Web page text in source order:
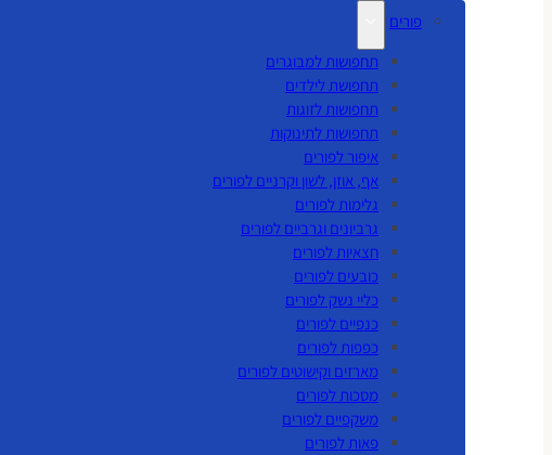
פורים
תחפושות למבוגרים
תחפושת לילדים
תחפושות לזוגות
תחפושות לתינוקות
איפור לפורים
אף, אוזן, לשון וקרניים לפורים
גלימות לפורים
גרביונים וגרביים לפורים
חצאיות לפורים
כובעים לפורים
כליי נשק לפורים
כנפיים לפורים
כפפות לפורים
מארזים וקישוטים לפורים
מסכות לפורים
משקפיים לפורים
פאות לפורים